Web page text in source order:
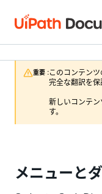
重要 :このコンテン
完全な翻訳を保
新しいコンテ
す。
メニューと